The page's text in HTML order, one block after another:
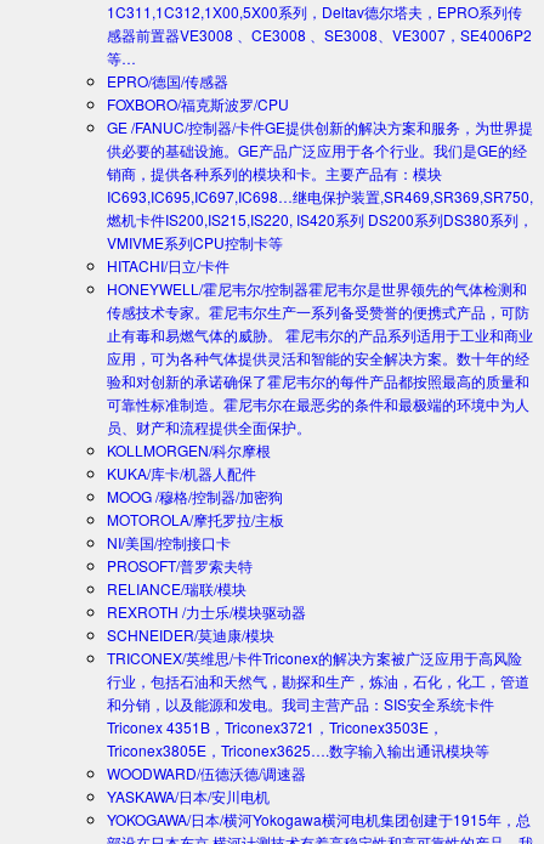
1C311,1C312,1X00,5X00系列，Deltav德尔塔夫，EPRO系列传
感器前置器VE3008 、CE3008 、SE3008、VE3007，SE4006P2
等…
EPRO/德国/传感器
FOXBORO/福克斯波罗/CPU
GE /FANUC/控制器/卡件GE提供创新的解决方案和服务，为世界提
供必要的基础设施。GE产品广泛应用于各个行业。我们是GE的经
销商，提供各种系列的模块和卡。主要产品有：模块
IC693,IC695,IC697,IC698…继电保护装置,SR469,SR369,SR750,
燃机卡件IS200,IS215,IS220, IS420系列 DS200系列DS380系列，
VMIVME系列CPU控制卡等
HITACHI/日立/卡件
HONEYWELL/霍尼韦尔/控制器霍尼韦尔是世界领先的气体检测和
传感技术专家。霍尼韦尔生产一系列备受赞誉的便携式产品，可防
止有毒和易燃气体的威胁。 霍尼韦尔的产品系列适用于工业和商业
应用，可为各种气体提供灵活和智能的安全解决方案。数十年的经
验和对创新的承诺确保了霍尼韦尔的每件产品都按照最高的质量和
可靠性标准制造。霍尼韦尔在最恶劣的条件和最极端的环境中为人
员、财产和流程提供全面保护。
KOLLMORGEN/科尔摩根
KUKA/库卡/机器人配件
MOOG /穆格/控制器/加密狗
MOTOROLA/摩托罗拉/主板
NI/美国/控制接口卡
PROSOFT/普罗索夫特
RELIANCE/瑞联/模块
REXROTH /力士乐/模块驱动器
SCHNEIDER/莫迪康/模块
TRICONEX/英维思/卡件Triconex的解决方案被广泛应用于高风险
行业，包括石油和天然气，勘探和生产，炼油，石化，化工，管道
和分销，以及能源和发电。我司主营产品：SIS安全系统卡件
Triconex 4351B，Triconex3721，Triconex3503E，
Triconex3805E，Triconex3625….数字输入输出通讯模块等
WOODWARD/伍德沃德/调速器
YASKAWA/日本/安川电机
YOKOGAWA/日本/横河Yokogawa横河电机集团创建于1915年，总